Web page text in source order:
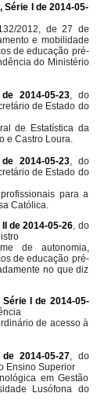
Série I de 2014-05-
2012, de 27 de
e mobilidade
de educação pré-
do Ministério
2014-05-23, do
de Estado do
de Estatística da
e Castro Loura.
2014-05-23, do
de Estado do
para a
Católica.
de 2014-05-26 , do
de autonomia,
de educação pré-
no que diz
Série I de 2014-05-
de acesso à
2014-05-27 , do
Ensino Superior
em Gestão
Lusófona do